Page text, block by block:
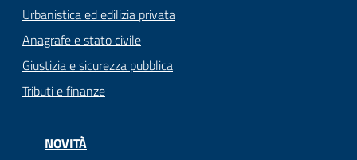
Urbanistica ed edilizia privata
Anagrafe e stato civile
Giustizia e sicurezza pubblica
Tributi e finanze
NOVITÀ